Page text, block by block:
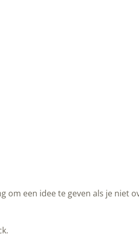
een idee te geven als je niet